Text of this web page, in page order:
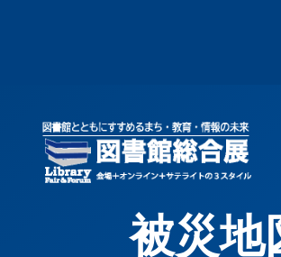
ー
ザ
被災地